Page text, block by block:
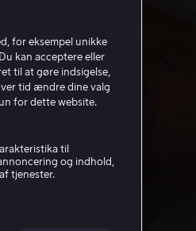
for eksempel unikke
kan acceptere eller
til at gøre indsigelse,
tid ændre dine valg
for dette website.
til
og indhold,
tjenester.